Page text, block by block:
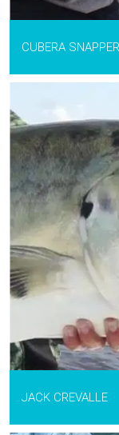
CUBERA SNAPPER
JACK CREVALLE